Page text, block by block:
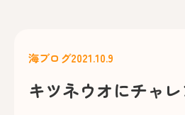
海ブログ2021.10.9
キツネウオにチャレ